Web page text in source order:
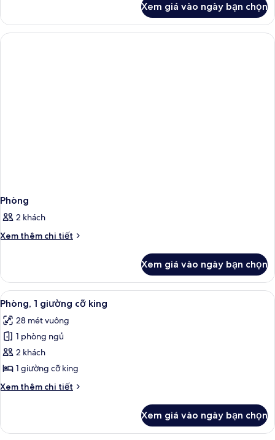
With
Sofa
Superior
Queen
Room
Xem giá vào ngày bạn chọn
Phòng
2 khách
Xem thêm chi tiết
Chi
Phòng
Xem giá vào ngày bạn chọn
Xem
tất
cả
ảnh
Phòng,
1
giường
cỡ
Phòng, 1 giường cỡ king | Bộ đồ
7
Phòng, 1 giường cỡ king
28 mét vuông
1 phòng ngủ
2 khách
1 giường cỡ king
Xem thêm chi tiết
Chi
Phòng,
Xem giá vào ngày bạn chọn